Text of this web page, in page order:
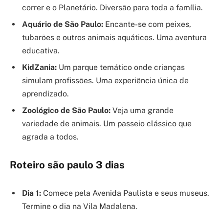
correr e o Planetário. Diversão para toda a família.
Aquário de São Paulo: Encante-se com peixes,
tubarões e outros animais aquáticos. Uma aventura
educativa.
KidZania: Um parque temático onde crianças
simulam profissões. Uma experiência única de
aprendizado.
Zoológico de São Paulo: Veja uma grande
variedade de animais. Um passeio clássico que
agrada a todos.
Roteiro são paulo 3 dias
Dia 1: Comece pela Avenida Paulista e seus museus.
Termine o dia na Vila Madalena.